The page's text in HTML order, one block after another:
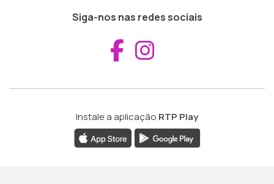
Siga-nos nas redes sociais
Aceder ao
Instale a aplicação RTP Play